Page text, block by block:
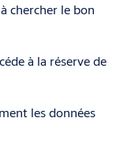
chercher le bon
à la réserve de
les données